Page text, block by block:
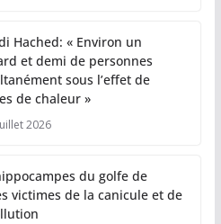
Hached: « Environ un
et demi de personnes
sous l’effet de
de chaleur »
2026
du golfe de
victimes de la canicule et de